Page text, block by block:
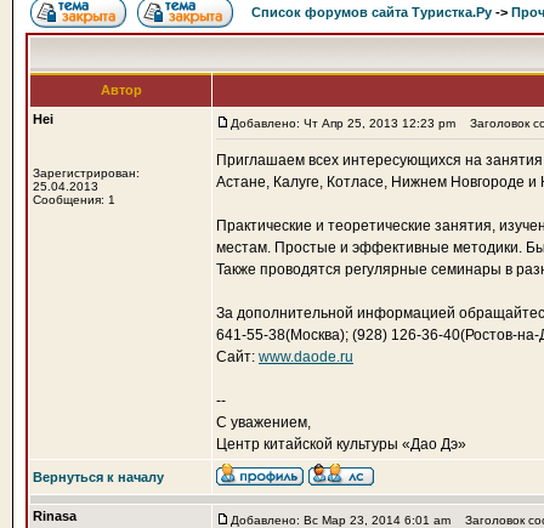
Список форумов сайта Туристка.Ру ->
Автор
Hei
Зарегистрирован:
25.04.2013
Сообщения: 1
Добавлено: Чт Апр 25, 2013 12:23 pm Заголовок
Приглашаем всех интересующихся на
Астане, Калуге, Котласе, Нижнем Новгороде и
Практические и теоретические занятия,
местам. Простые и эффективные методики.
Также проводятся регулярные семинары в
За дополнительной информацией
641-55-38(Москва); (928) 126-36-40(Ростов-на-
Сайт: www.daode.ru
--
С уважением,
Центр китайской культуры «Дао Дэ»
Вернуться к началу
Rinasa Добавлено: Вс Мар 23, 2014 6:01 am Заголовок